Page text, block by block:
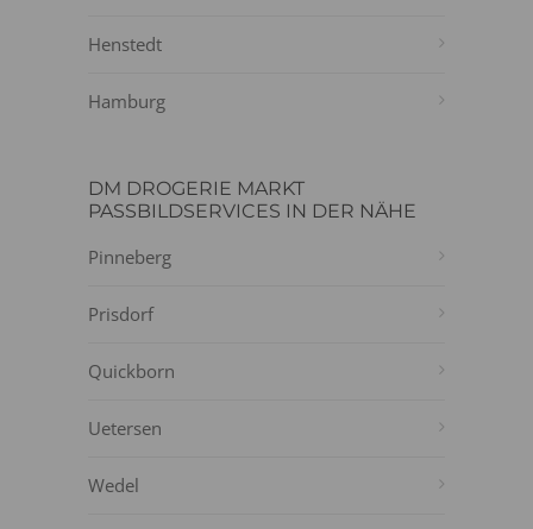
Henstedt
Hamburg
DM DROGERIE MARKT
PASSBILDSERVICES IN DER NÄHE
Pinneberg
Prisdorf
Quickborn
Uetersen
Wedel